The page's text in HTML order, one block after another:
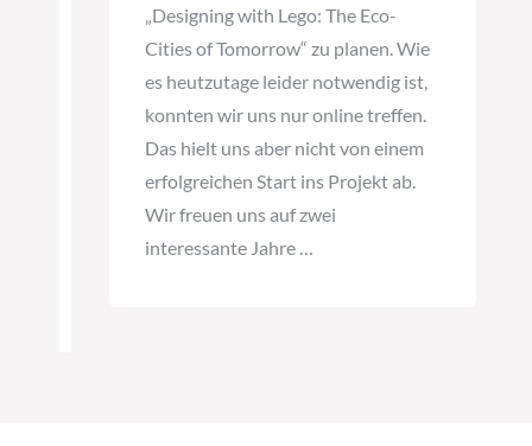
„Designing with Lego: The Eco-
Cities of Tomorrow“ zu planen. Wie
es heutzutage leider notwendig ist,
konnten wir uns nur online treffen.
Das hielt uns aber nicht von einem
erfolgreichen Start ins Projekt ab.
Wir freuen uns auf zwei
interessante Jahre …